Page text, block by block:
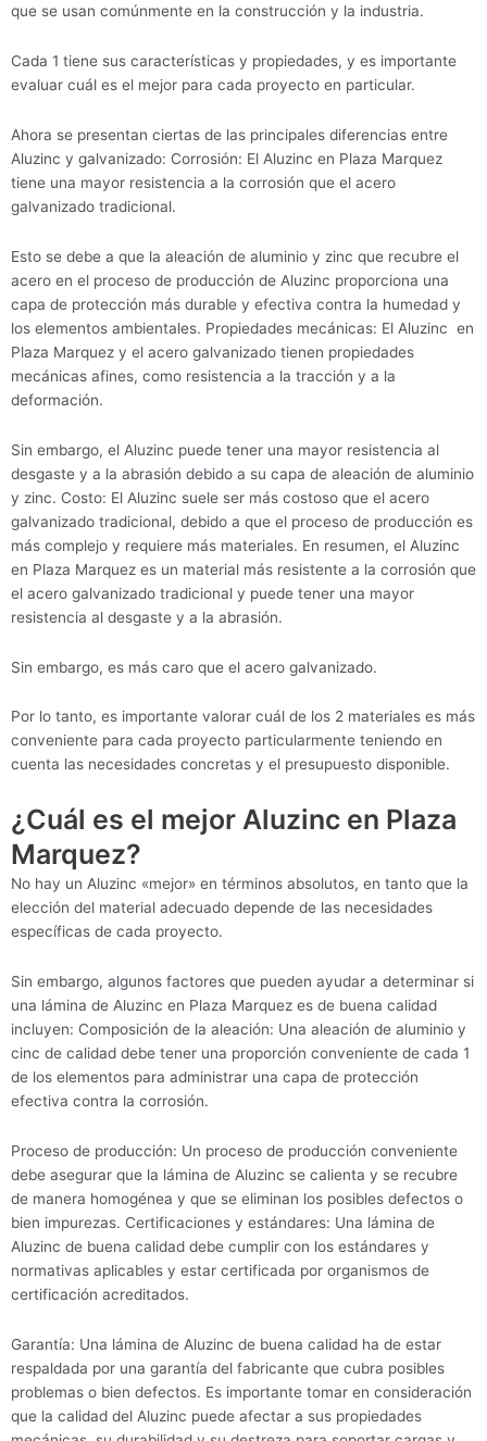
que se usan comúnmente en la construcción y la industria.
Cada 1 tiene sus características y propiedades, y es importante
evaluar cuál es el mejor para cada proyecto en particular.
Ahora se presentan ciertas de las principales diferencias entre
Aluzinc y galvanizado: Corrosión: El Aluzinc en Plaza Marquez
tiene una mayor resistencia a la corrosión que el acero
galvanizado tradicional.
Esto se debe a que la aleación de aluminio y zinc que recubre el
acero en el proceso de producción de Aluzinc proporciona una
capa de protección más durable y efectiva contra la humedad y
los elementos ambientales. Propiedades mecánicas: El Aluzinc en
Plaza Marquez y el acero galvanizado tienen propiedades
mecánicas afines, como resistencia a la tracción y a la
deformación.
Sin embargo, el Aluzinc puede tener una mayor resistencia al
desgaste y a la abrasión debido a su capa de aleación de aluminio
y zinc. Costo: El Aluzinc suele ser más costoso que el acero
galvanizado tradicional, debido a que el proceso de producción es
más complejo y requiere más materiales. En resumen, el Aluzinc
en Plaza Marquez es un material más resistente a la corrosión que
el acero galvanizado tradicional y puede tener una mayor
resistencia al desgaste y a la abrasión.
Sin embargo, es más caro que el acero galvanizado.
Por lo tanto, es importante valorar cuál de los 2 materiales es más
conveniente para cada proyecto particularmente teniendo en
cuenta las necesidades concretas y el presupuesto disponible.
¿Cuál es el mejor Aluzinc en Plaza
Marquez?
No hay un Aluzinc «mejor» en términos absolutos, en tanto que la
elección del material adecuado depende de las necesidades
específicas de cada proyecto.
Sin embargo, algunos factores que pueden ayudar a determinar si
una lámina de Aluzinc en Plaza Marquez es de buena calidad
incluyen: Composición de la aleación: Una aleación de aluminio y
cinc de calidad debe tener una proporción conveniente de cada 1
de los elementos para administrar una capa de protección
efectiva contra la corrosión.
Proceso de producción: Un proceso de producción conveniente
debe asegurar que la lámina de Aluzinc se calienta y se recubre
de manera homogénea y que se eliminan los posibles defectos o
bien impurezas. Certificaciones y estándares: Una lámina de
Aluzinc de buena calidad debe cumplir con los estándares y
normativas aplicables y estar certificada por organismos de
certificación acreditados.
Garantía: Una lámina de Aluzinc de buena calidad ha de estar
respaldada por una garantía del fabricante que cubra posibles
problemas o bien defectos. Es importante tomar en consideración
que la calidad del Aluzinc puede afectar a sus propiedades